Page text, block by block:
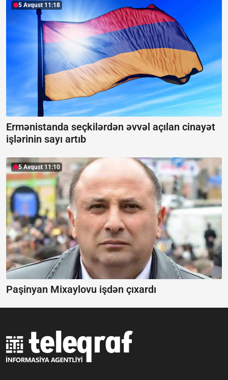
5 Avqust 11:18
Ermənistanda seçkilərdən əvvəl açılan cinayət
işlərinin sayı artıb
5 Avqust 11:10
Paşinyan Mixaylovu işdən çıxardı